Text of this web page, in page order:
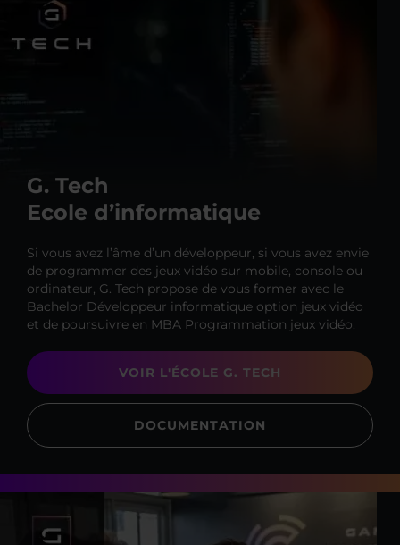
G. Tech
Ecole d’informatique
Si vous avez l’âme d’un développeur, si vous avez envie
de programmer des jeux vidéo sur mobile, console ou
ordinateur, G. Tech propose de vous former avec le
Bachelor Développeur informatique option jeux vidéo
et de poursuivre en MBA Programmation jeux vidéo.
VOIR L'ÉCOLE G. TECH
DOCUMENTATION